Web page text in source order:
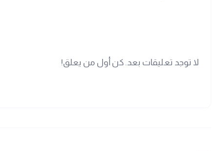
لا توجد تعليقات بعد. كن أول من يعلق!